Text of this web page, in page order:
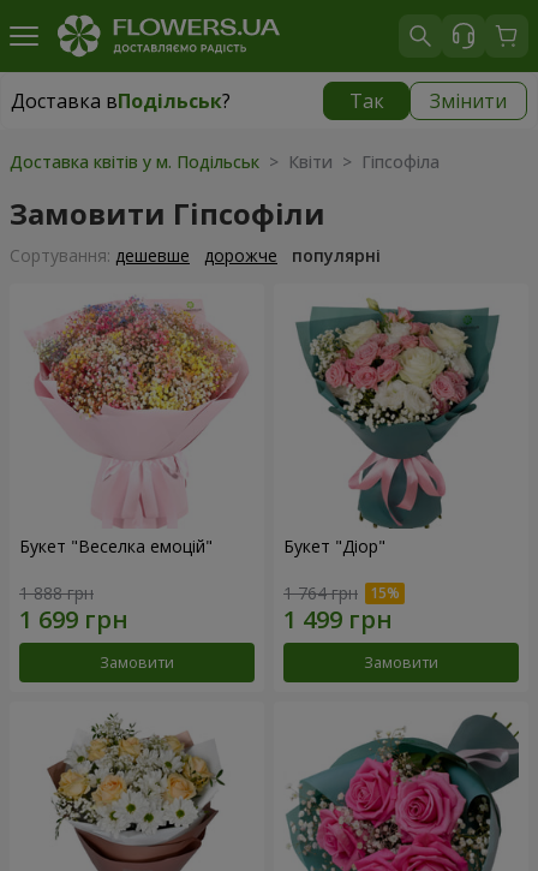
Доставка вПодільськ? Так Змінити
Доставка вПодільськ|
Доставка квітів у м. Подільськ > Квіти > Гіпсофіла
Замовити Гіпсофіли
Сортування: дешевше дорожче популярні
Букет "Веселка емоцій"
1 888 грн
Замовити
Букет "Діор"
1 764 грн
Замовити